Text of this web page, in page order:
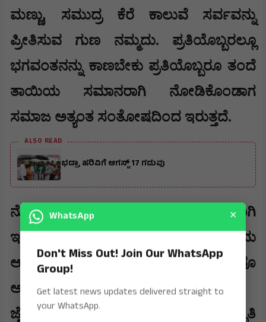
ಮಣ್ಣು, ಸಮುದ್ರ ಕೆರೆ ಕಾಲುವೆ ಸರ್ವವನ್ನು
ಪ್ರೀತಿಸುವ ಗುಣ ನಮ್ಮದು. ಪ್ರತಿಯೊಬ್ಬರಲ್ಲೂ
ಭಗವಂತನನ್ನು ಕಾಣಬೇಕು ಪ್ರತಿಯೊಬ್ಬರೂ ತಂದೆ
ತಾಯಿಯ ಸಮಾನರಾಗಿ ನೋಡಿಕೊಂಡಾಗ
ಸಮಾಜ ಅತ್ಯಂತ ಸಂತೋಷದಿಂದ ಇರುತ್ತದೆ.
ALSO READ
ಭದ್ರಾ ಹರಿವಿಗೆ ಆಗಸ್ಟ್ 17 ಗಡುವು
ನೋವುಗಳು ಮರೆಯಾಗುತ್ತವೆ. ಆರೋಗ್ಯವಾಗಿ
ಇರಲು ಸಾಧ್ಯವಿದೆ ಮೇ 10 ಮಾತೃ ದಿನವೆಂದು
ಆಚರಿಸಿದರು ಭಾರತೀಯರಿಗೆ ಪ್ರತಿದಿನವೂ
ಅಮ್ಮನ ದಿನವಾಗಿದೆ ಎಂದು ತಿಳಿಸಿದರು.
ಜೈ ಹಿಂದ್ ಪ್ರತಿಷ್ಠಾನದ ಅಧ್ಯಕ್ಷ ಹಾಗೂ ಸಂಸ್ಕೃತಿ
WhatsApp ×
Don't Miss Out! Join Our WhatsApp
Group!
Get latest news updates delivered straight to
your WhatsApp.